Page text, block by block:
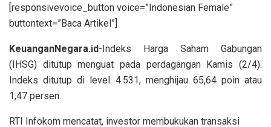
[responsivevoice_button voice=”Indonesian Female”
buttontext=”Baca Artikel”]
KeuanganNegara.id-Indeks Harga Saham Gabungan
(IHSG) ditutup menguat pada perdagangan Kamis (2/4).
Indeks ditutup di level 4.531, menghijau 65,64 poin atau
1,47 persen.
RTI Infokom mencatat, investor membukukan transaksi